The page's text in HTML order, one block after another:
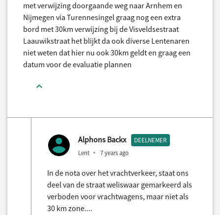
met verwijzing doorgaande weg naar Arnhem en
Nijmegen via Turennesingel graag nog een extra
bord met 30km verwijzing bij de Visveldsestraat
Laauwikstraat het blijkt da ook diverse Lentenaren
niet weten dat hier nu ook 30km geldt en graag een
datum voor de evaluatie plannen
Alphons Backx DEELNEMER
Lent 7 years ago
In de nota over het vrachtverkeer, staat ons
deel van de straat weliswaar gemarkeerd als
verboden voor vrachtwagens, maar niet als
30 km zone....